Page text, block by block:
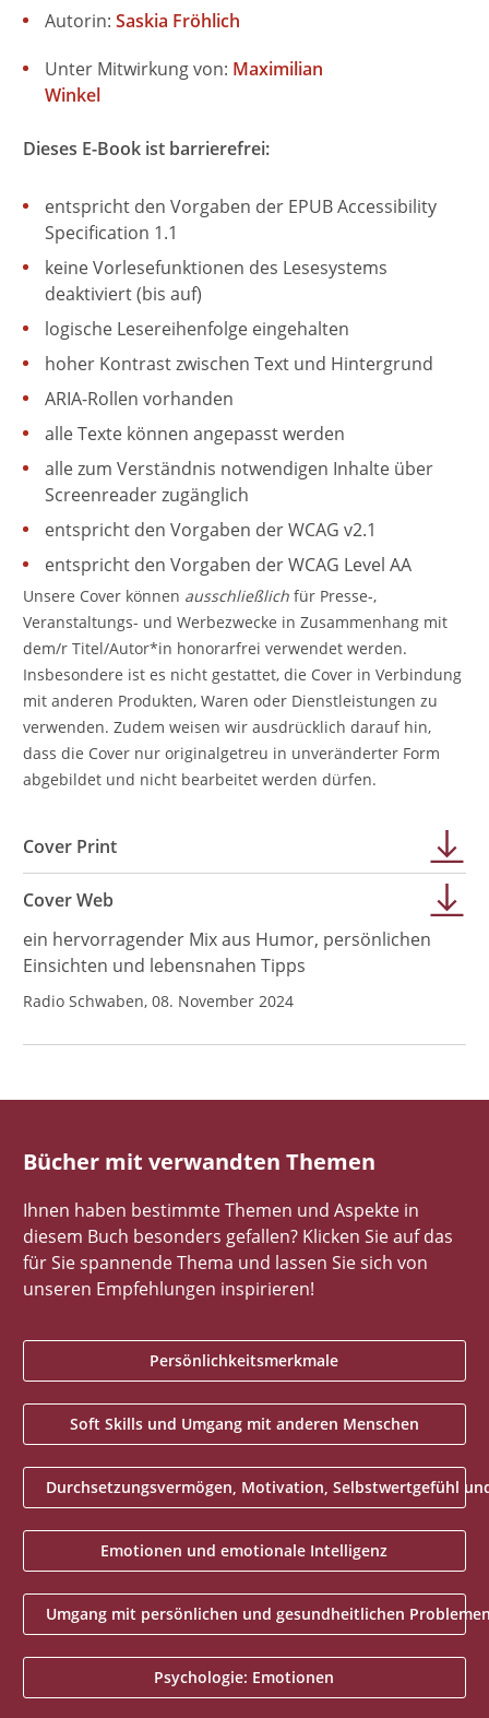
Autorin: Saskia Fröhlich
Unter Mitwirkung von: Maximilian
Winkel
Dieses E-Book ist barrierefrei:
entspricht den Vorgaben der EPUB Accessibility
Specification 1.1
keine Vorlesefunktionen des Lesesystems
deaktiviert (bis auf)
logische Lesereihenfolge eingehalten
hoher Kontrast zwischen Text und Hintergrund
ARIA-Rollen vorhanden
alle Texte können angepasst werden
alle zum Verständnis notwendigen Inhalte über
Screenreader zugänglich
entspricht den Vorgaben der WCAG v2.1
entspricht den Vorgaben der WCAG Level AA
Unsere Cover können ausschließlichfür Presse-,
Veranstaltungs- und Werbezwecke in Zusammenhang mit
dem/r Titel/Autor*in honorarfrei verwendet werden.
Insbesondere ist es nicht gestattet, die Cover in Verbindung
mit anderen Produkten, Waren oder Dienstleistungen zu
verwenden. Zudem weisen wir ausdrücklich darauf hin,
dass die Cover nur originalgetreu in unveränderter Form
abgebildet und nicht bearbeitet werden dürfen.
Cover Print
Cover Web
ein hervorragender Mix aus Humor, persönlichen
Einsichten und lebensnahen Tipps
Radio Schwaben, 08. November 2024
Bücher mit verwandten Themen
Ihnen haben bestimmte Themen und Aspekte in
diesem Buch besonders gefallen? Klicken Sie auf das
für Sie spannende Thema und lassen Sie sich von
unseren Empfehlungen inspirieren!
Persönlichkeitsmerkmale
Soft Skills und Umgang mit anderen Menschen
Durchsetzungsvermögen, Motivation, Selbstwertgefühl
Emotionen und emotionale Intelligenz
Umgang mit persönlichen und gesundheitlichen
Psychologie: Emotionen